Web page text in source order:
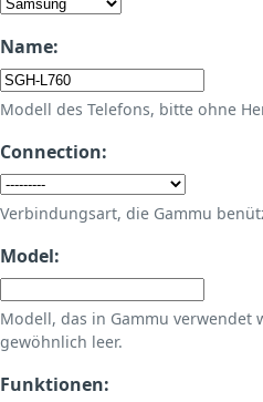
Name:
Modell des Telefons, bitte ohne
Connection:
Verbindungsart, die Gammu
Model:
Modell, das in Gammu verwendet
gewöhnlich leer.
Funktionen: